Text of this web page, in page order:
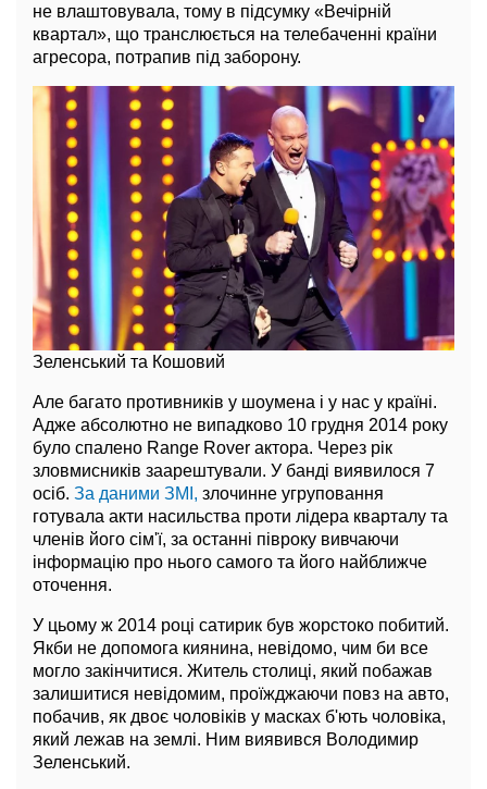
не влаштовувала, тому в підсумку «Вечірній
квартал», що транслюється на телебаченні країни
агресора, потрапив під заборону.
Зеленський та Кошовий
Але багато противників у шоумена і у нас у країні.
Адже абсолютно не випадково 10 грудня 2014 року
було спалено Range Rover актора. Через рік
зловмисників заарештували. У банді виявилося 7
осіб. За даними ЗМІ, злочинне угруповання
готувала акти насильства проти лідера кварталу та
членів його сім'ї, за останні півроку вивчаючи
інформацію про нього самого та його найближче
оточення.
У цьому ж 2014 році сатирик був жорстоко побитий.
Якби не допомога киянина, невідомо, чим би все
могло закінчитися. Житель столиці, який побажав
залишитися невідомим, проїжджаючи повз на авто,
побачив, як двоє чоловіків у масках б'ють чоловіка,
який лежав на землі. Ним виявився Володимир
Зеленський.